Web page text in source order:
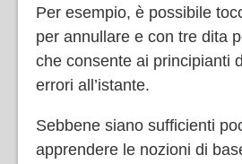
Per esempio, è possibile
per annullare e con tre dita
che consente ai principianti
errori all’istante.
Sebbene siano sufficienti
apprendere le nozioni di